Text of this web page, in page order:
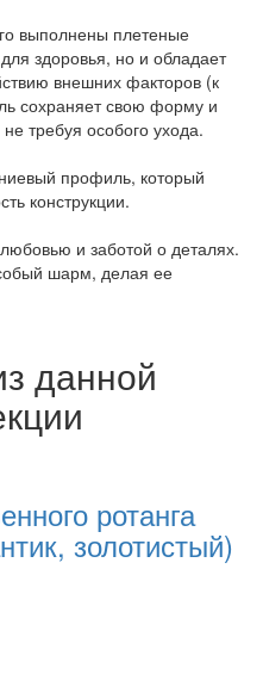
выполнены плетеные
здоровья, но и обладает
внешних факторов (к
сохраняет свою форму и
требуя особого ухода.
профиль, который
конструкции.
и заботой о деталях.
шарм, делая ее
данной
ротанга
золотистый)